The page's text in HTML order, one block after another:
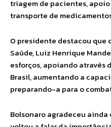
triagem de pacientes,
transporte de
O presidente destacou que
Saúde, Luiz Henrique
esforços, apoiando através
Brasil, aumentando a
preparando-a para o
Bolsonaro agradeceu ainda